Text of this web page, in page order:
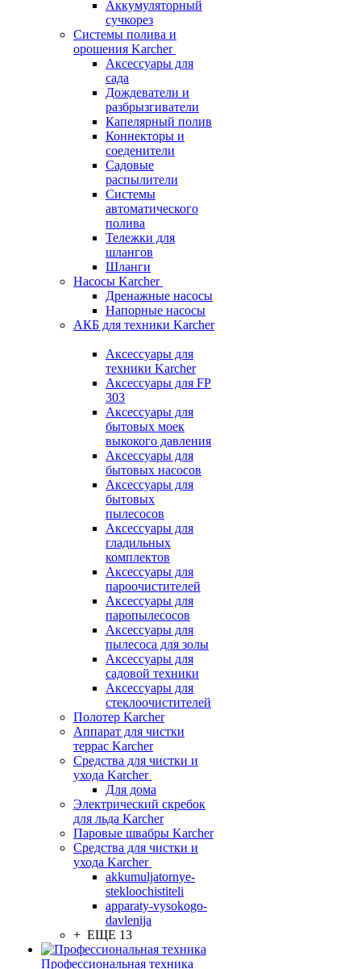
Аккумуляторный
сучкорез
Системы полива и
орошения Karcher
Аксессуары для
сада
Дождеватели и
разбрызгиватели
Капелярный полив
Коннекторы и
соеденители
Садовые
распылители
Системы
автоматического
полива
Тележки для
шлангов
Шланги
Насосы Karcher
Дренажные насосы
Напорные насосы
АКБ для техники Karcher
Аксессуары для
техники Karcher
Аксессуары для FP
303
Аксессуары для
бытовых моек
выкокого давления
Аксессуары для
бытовых насосов
Аксессуары для
бытовых
пылесосов
Аксессуары для
гладильных
комплектов
Аксессуары для
пароочистителей
Аксессуары для
паропылесосов
Аксессуары для
пылесоса для золы
Аксессуары для
садовой техники
Аксессуары для
стеклоочистителей
Полотер Karcher
Аппарат для чистки
террас Karcher
Средства для чистки и
ухода Karcher
Для дома
Электрический скребок
для льда Karcher
Паровые швабры Karcher
Средства для чистки и
ухода Karcher
akkumuljatornye-
stekloochistiteli
apparaty-vysokogo-
davlenija
+ ЕЩЕ 13
Профессиональная техника